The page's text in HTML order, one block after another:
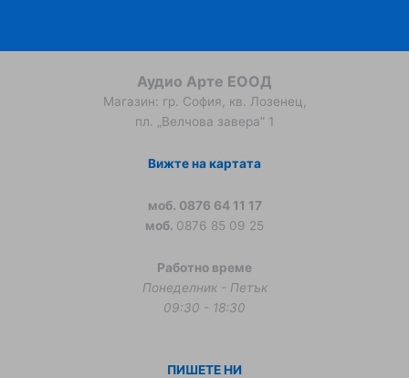
Аудио Арте ЕООД
Магазин: гр. София, кв. Лозенец,
пл. „Велчова завера” 1
Вижте на картата
моб. 0876 64 11 17
моб. 0876 85 09 25
Работно време
Понеделник - Петък
09:30 - 18:30
ПИШЕТЕ НИ